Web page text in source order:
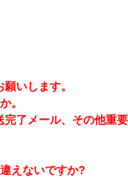
いします。
。
了メール、その他重
えないですか?